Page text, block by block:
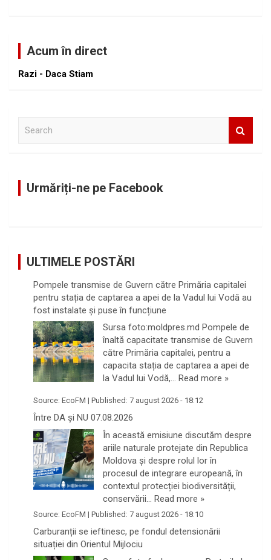
Acum în direct
Razi - Daca Stiam
Urmăriți-ne pe Facebook
ULTIMELE POSTĂRI
Pompele transmise de Guvern către Primăria capitalei
pentru stația de captarea a apei de la Vadul lui Vodă au
fost instalate și puse în funcțiune
Sursa foto:moldpres.md Pompele de
înaltă capacitate transmise de Guvern
către Primăria capitalei, pentru a
capacita stația de captarea a apei de
la Vadul lui Vodă,… Read more »
Source: EcoFM | Published: 7 august 2026 - 18:12
Între DA și NU 07.08.2026
În această emisiune discutăm despre
ariile naturale protejate din Republica
Moldova și despre rolul lor în
procesul de integrare europeană, în
contextul protecției biodiversității,
conservării… Read more »
Source: EcoFM | Published: 7 august 2026 - 18:10
Carburanții se ieftinesc, pe fondul detensionării
situației din Orientul Mijlociu